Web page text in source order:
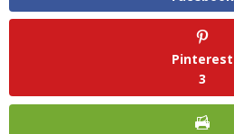
Pinterest
3